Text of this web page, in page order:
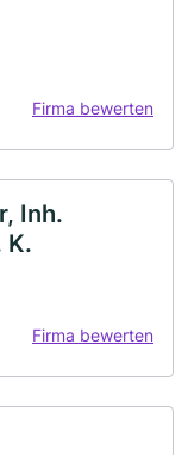
Firma bewerten
Inh.
K.
Firma bewerten